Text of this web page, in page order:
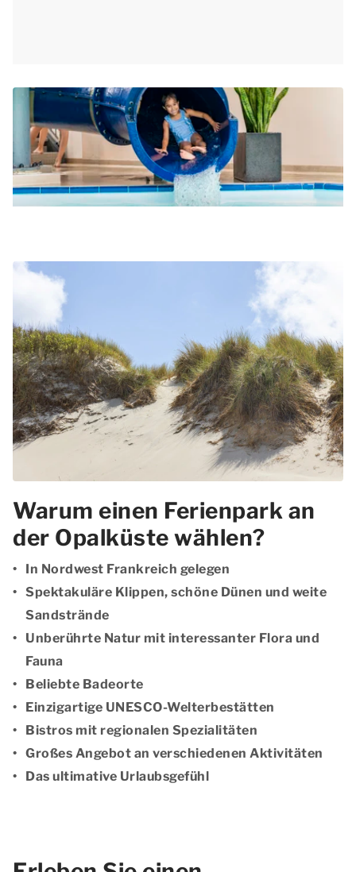
Warum einen Ferienpark an
der Opalküste wählen?
In Nordwest Frankreich gelegen
Spektakuläre Klippen, schöne Dünen und weite
Sandstrände
Unberührte Natur mit interessanter Flora und
Fauna
Beliebte Badeorte
Einzigartige UNESCO-Welterbestätten
Bistros mit regionalen Spezialitäten
Großes Angebot an verschiedenen Aktivitäten
Das ultimative Urlaubsgefühl